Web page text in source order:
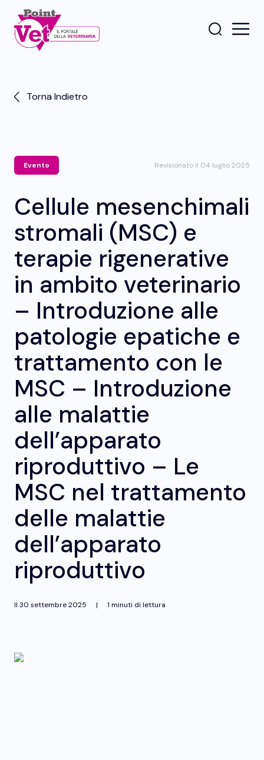
Torna Indietro
Evento Revisionato il 04 luglio 2025
Cellule mesenchimali
stromali (MSC) e
terapie rigenerative
in ambito veterinario
– Introduzione alle
patologie epatiche e
trattamento con le
MSC – Introduzione
alle malattie
dell’apparato
riproduttivo – Le
MSC nel trattamento
delle malattie
dell’apparato
riproduttivo
Il 30 settembre 2025 | 1 minuti di lettura